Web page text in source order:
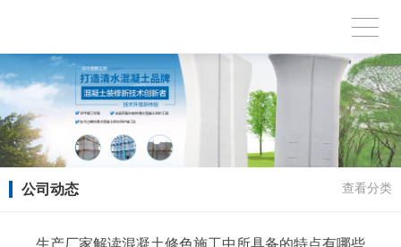
公司动态 查看分类
生产厂家解读混凝土修色施工中所具备的特点有哪些